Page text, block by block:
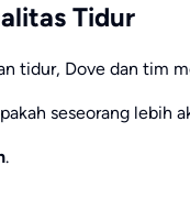
Tidur
tidur, Dove dan tim
seseorang lebih
.